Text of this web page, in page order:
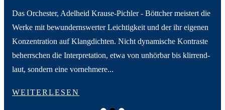
Das Orchester, Adelheid Krause-Pichler - Böttcher meistert die
Werke mit bewundernswerter Leichtigkeit und der ihr eigenen
Konzentration auf Klangdichten. Nicht dynamische Kontraste
beherrschen die Interpretation, etwa von unhörbar bis klirrend-
laut, sondern eine vornehmere...
WEITERLESEN